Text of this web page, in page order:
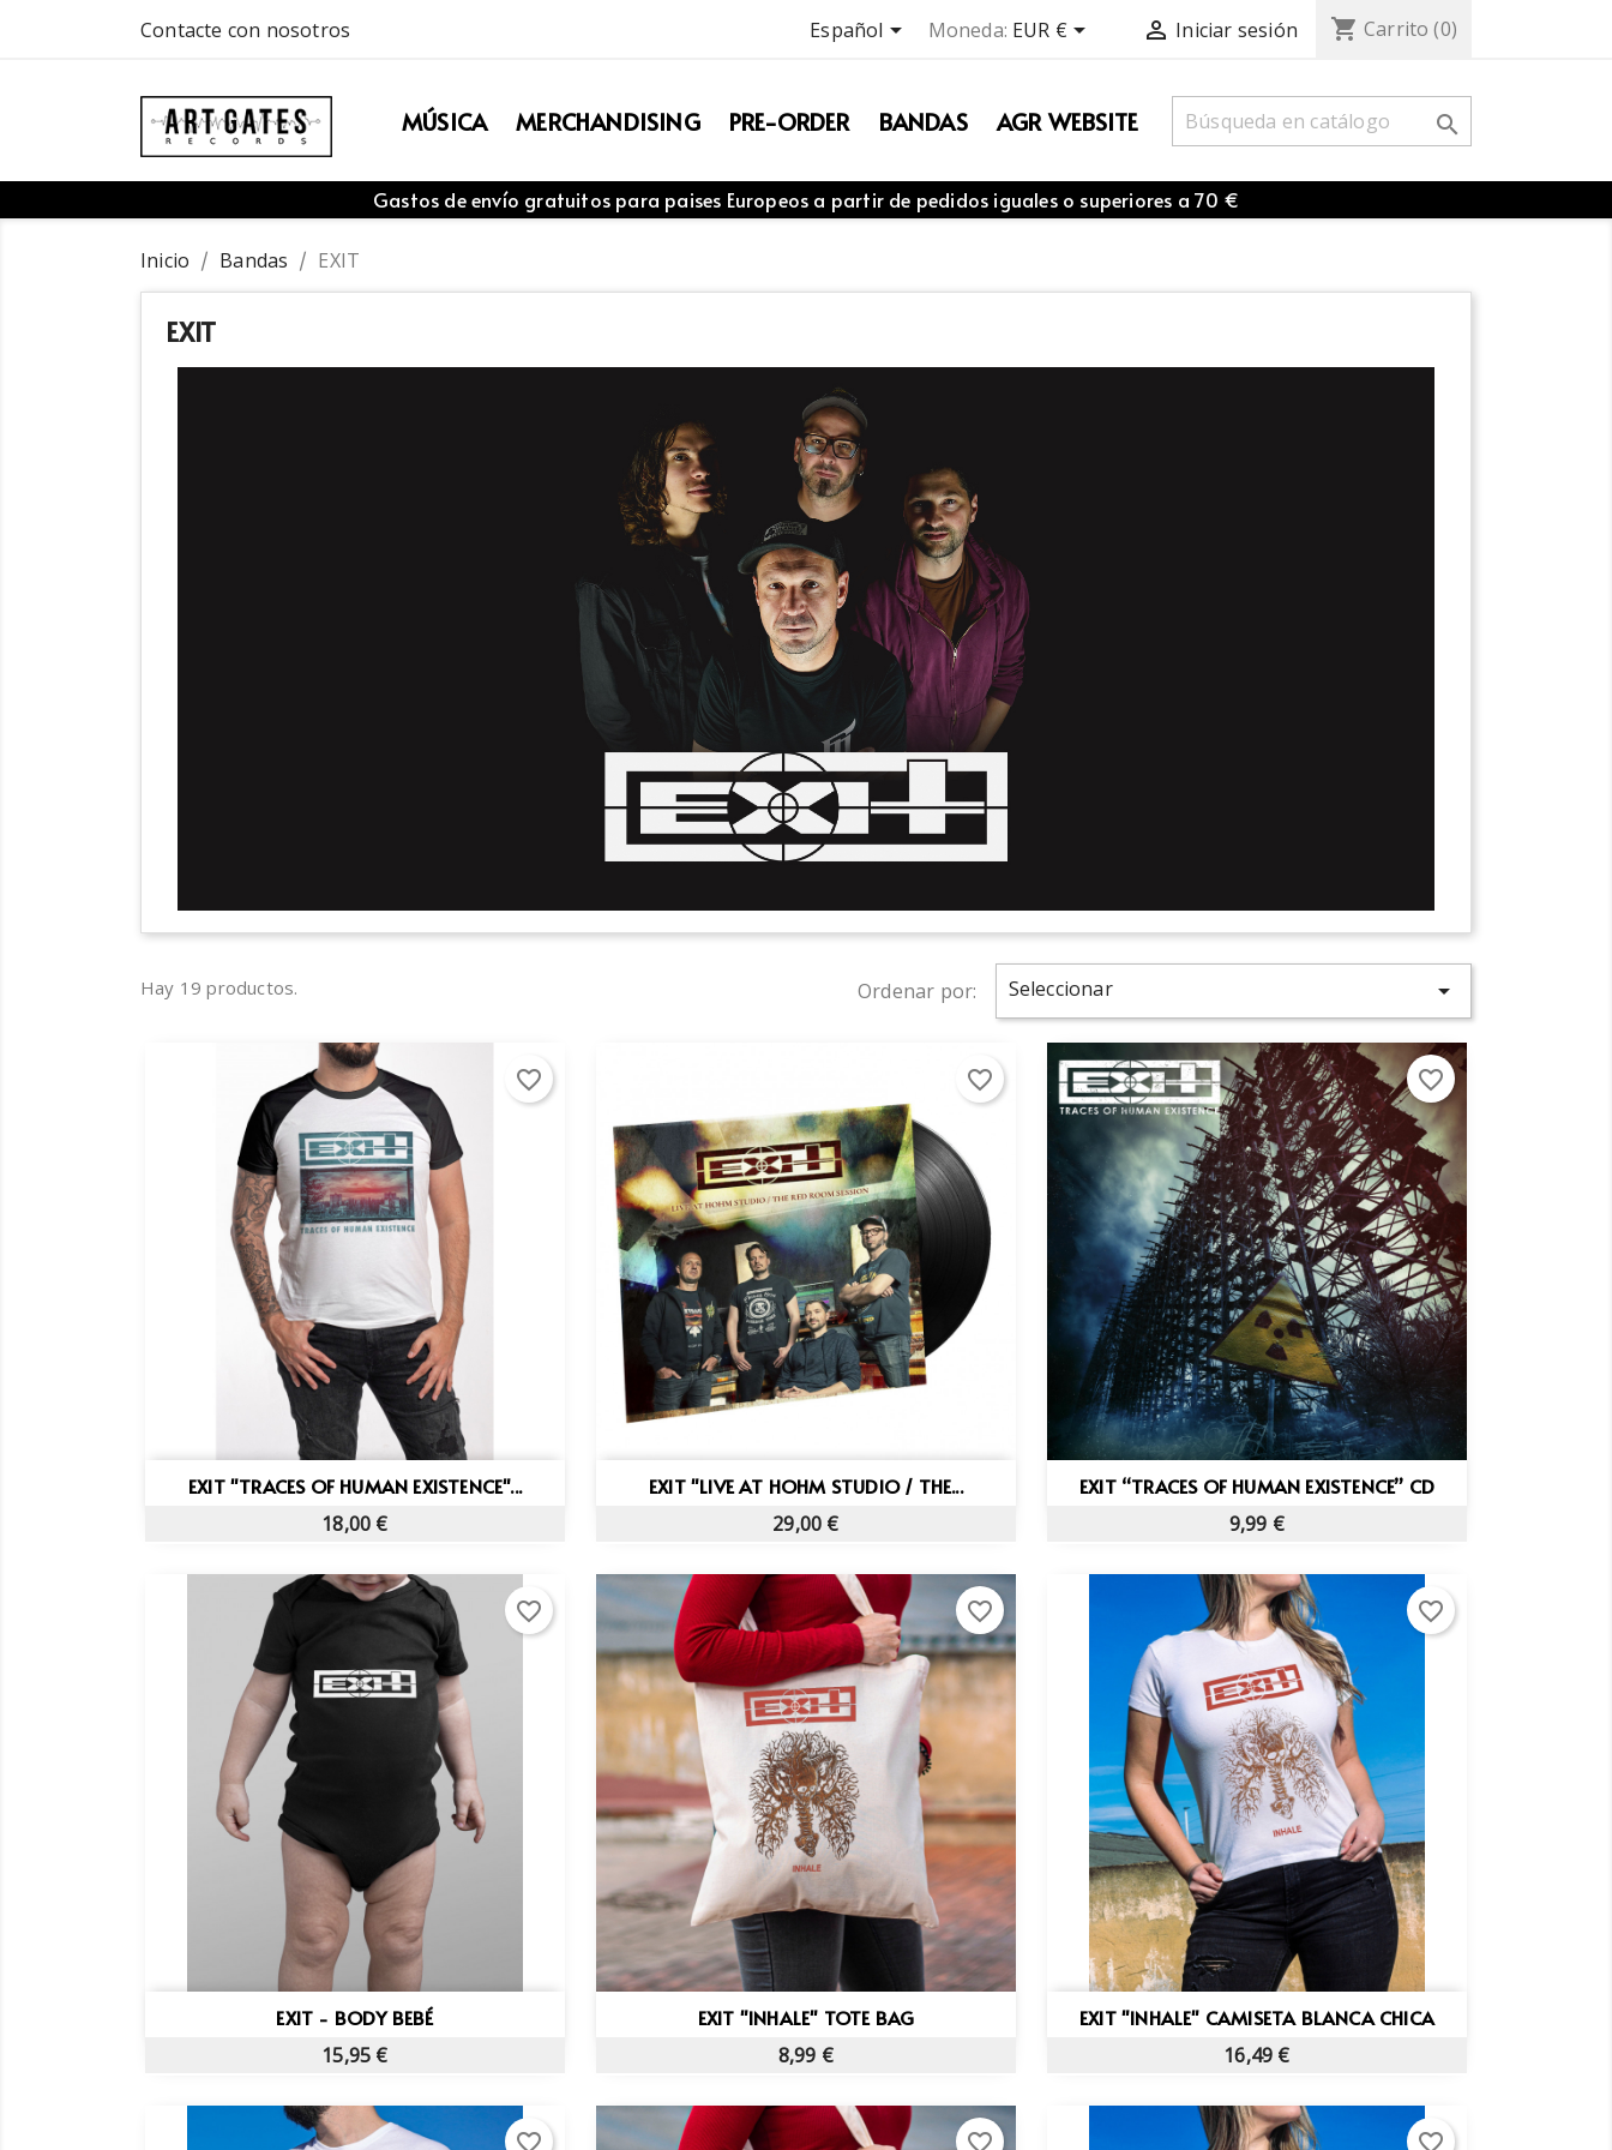
Contacte con nosotros Español Moneda: EUR €  Iniciar sesión shopping_cart Carrito (0)
MÚSICA MERCHANDISING PRE-ORDER BANDAS AGR WEBSITE 
Gastos de envío gratuitos para paises Europeos a partir de pedidos iguales o superiores a 70 €
Inicio Bandas EXIT
EXIT
Hay 19 productos. Ordenar por: Seleccionar 
EXIT "TRACES OF HUMAN EXISTENCE"...
18,00 €
Vista rápida
favorite_border
EXIT "LIVE AT HOHM STUDIO / THE...
29,00 €
 Vista rápida
favorite_border
EXIT “TRACES OF HUMAN EXISTENCE” CD
9,99 €
Vista rápida
favorite_border
EXIT - BODY BEBÉ
15,95 €
Vista rápida
favorite_border
EXIT "INHALE" TOTE BAG
8,99 €
Vista rápida
favorite_border
EXIT "INHALE" CAMISETA BLANCA CHICA
16,49 €
Vista rápida
favorite_border
favorite_border favorite_border favorite_border